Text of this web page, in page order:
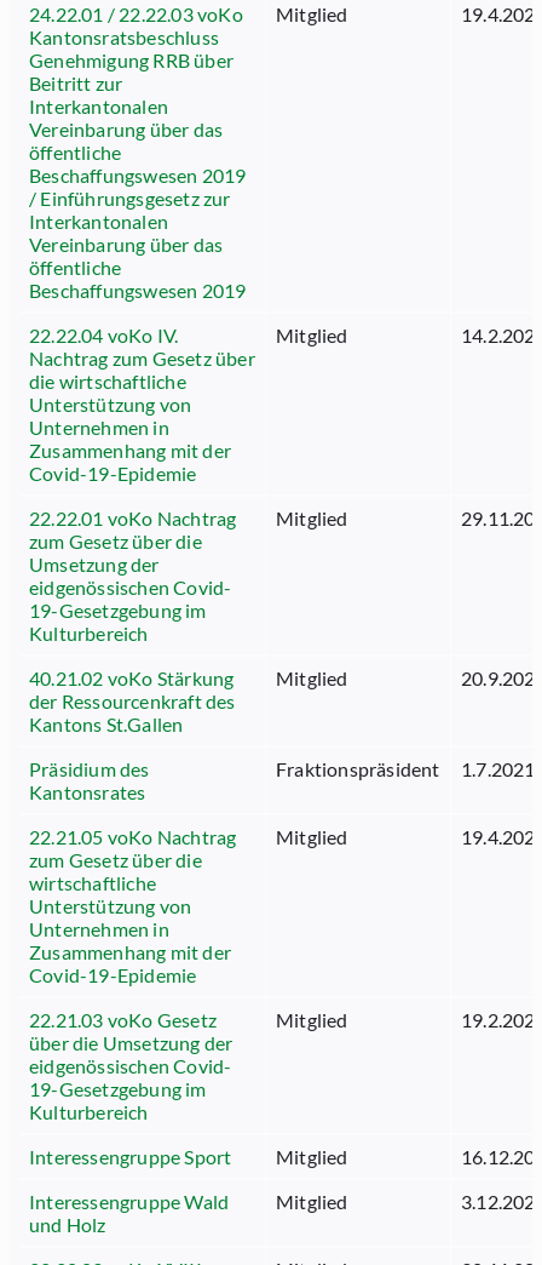
24.22.01 / 22.22.03 voKo
Kantonsratsbeschluss
Genehmigung RRB über
Beitritt zur
Interkantonalen
Vereinbarung über das
öffentliche
Beschaffungswesen 2019
/ Einführungsgesetz zur
Interkantonalen
Vereinbarung über das
öffentliche
Beschaffungswesen 2019
Mitglied
22.22.04 voKo IV.
Nachtrag zum Gesetz über
die wirtschaftliche
Unterstützung von
Unternehmen in
Zusammenhang mit der
Covid-19-Epidemie
Mitglied
22.22.01 voKo Nachtrag
zum Gesetz über die
Umsetzung der
eidgenössischen Covid-
19-Gesetzgebung im
Kulturbereich
Mitglied
40.21.02 voKo Stärkung
der Ressourcenkraft des
Kantons St.Gallen
Mitglied
Präsidium des
Kantonsrates
Fraktionspräsident 1.7.2021
22.21.05 voKo Nachtrag
zum Gesetz über die
wirtschaftliche
Unterstützung von
Unternehmen in
Zusammenhang mit der
Covid-19-Epidemie
Mitglied
22.21.03 voKo Gesetz
über die Umsetzung der
eidgenössischen Covid-
19-Gesetzgebung im
Kulturbereich
Mitglied
Interessengruppe Sport Mitglied
Interessengruppe Wald
und Holz
Mitglied